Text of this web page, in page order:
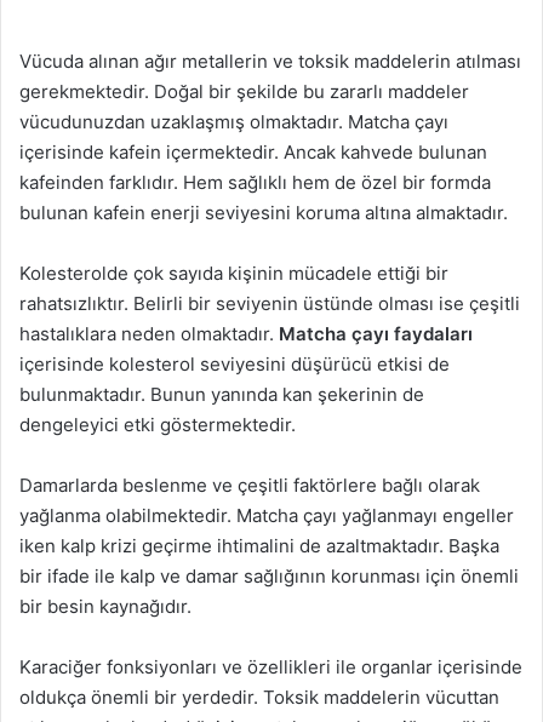
Vücuda alınan ağır metallerin ve toksik maddelerin atılması
gerekmektedir. Doğal bir şekilde bu zararlı maddeler
vücudunuzdan uzaklaşmış olmaktadır. Matcha çayı
içerisinde kafein içermektedir. Ancak kahvede bulunan
kafeinden farklıdır. Hem sağlıklı hem de özel bir formda
bulunan kafein enerji seviyesini koruma altına almaktadır.
Kolesterolde çok sayıda kişinin mücadele ettiği bir
rahatsızlıktır. Belirli bir seviyenin üstünde olması ise çeşitli
hastalıklara neden olmaktadır. Matcha çayı faydaları
içerisinde kolesterol seviyesini düşürücü etkisi de
bulunmaktadır. Bunun yanında kan şekerinin de
dengeleyici etki göstermektedir.
Damarlarda beslenme ve çeşitli faktörlere bağlı olarak
yağlanma olabilmektedir. Matcha çayı yağlanmayı engeller
iken kalp krizi geçirme ihtimalini de azaltmaktadır. Başka
bir ifade ile kalp ve damar sağlığının korunması için önemli
bir besin kaynağıdır.
Karaciğer fonksiyonları ve özellikleri ile organlar içerisinde
oldukça önemli bir yerdedir. Toksik maddelerin vücuttan